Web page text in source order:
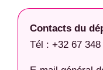
Contacts du
Tél : +32 67 348